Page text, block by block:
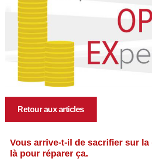
Retour aux articles
Vous arrive-t-il de sacrifier sur
là pour réparer ça.